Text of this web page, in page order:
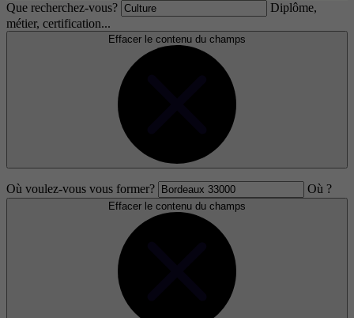
Que recherchez-vous?
Diplôme,
métier, certification...
Effacer le contenu du champs
Où voulez-vous vous former? Où ?
Effacer le contenu du champs